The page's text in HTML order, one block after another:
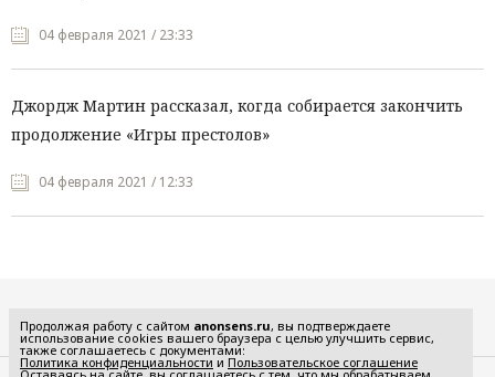
04 февраля 2021 / 23:33
Джордж Мартин рассказал, когда собирается закончить
продолжение «Игры престолов»
04 февраля 2021 / 12:33
Продолжая работу с сайтом anonsens.ru, вы подтверждаете
использование cookies вашего браузера с целью улучшить сервис,
также соглашаетесь с документами:
Политика конфиденциальности и Пользовательское соглашение